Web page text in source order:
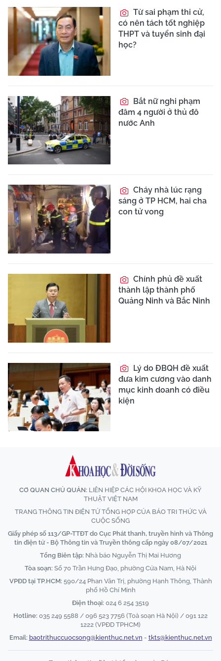
Từ sai phạm thi cử,
có nên tách tốt nghiệp
THPT và tuyển sinh đại
học?
Bắt nữ nghi phạm
đâm 4 người ở thủ đô
nước Anh
Cháy nhà lúc rạng
sáng ở TP HCM, hai cha
con tử vong
Chính phủ đề xuất
thành lập thành phố
Quảng Ninh và Bắc Ninh
Lý do ĐBQH đề xuất
đưa kim cương vào danh
mục kinh doanh có điều
kiện
CƠ QUAN CHỦ QUẢN: LIÊN HIỆP CÁC HỘI KHOA HỌC VÀ KỸ
THUẬT VIỆT NAM
TRANG THÔNG TIN ĐIỆN TỬ TỔNG HỢP CỦA BÁO TRI THỨC VÀ
CUỘC SỐNG
Giấy phép số 113/GP-TTĐT do Cục Phát thanh, truyền hình và Thông
tin điện tử - Bộ Thông tin và Truyền thông cấp ngày 08/07/2021
Tổng Biên tập: Nhà báo Nguyễn Thị Mai Hương
Tòa soạn: Số 70 Trần Hưng Đạo, phường Cửa Nam, Hà Nội
VPĐD tại TP.HCM: 590/24 Phan Văn Trị, phường Hạnh Thông, Thành
phố Hồ Chí Minh
Điện thoại: 024 6 254 3519
Hotline: 035 249 5588 / 096 523 7756 (Toà soạn Hà Nội) / 091 122
1222 (VPĐD TPHCM)
Email: baotrithuccuocsong@kienthuc.net.vn - tkts@kienthuc.net.vn